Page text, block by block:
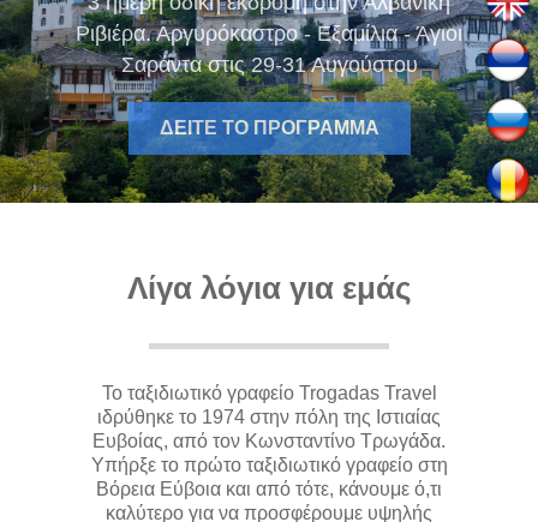
Ριβιέρα. Αργυρόκαστρο - Εξαμίλια - Άγιοι
Σαράντα στις 29-31 Αυγούστου
ΔΕΊΤΕ ΤΟ ΠΡΌΓΡΑΜΜΑ
Λίγα λόγια για εμάς
Το ταξιδιωτικό γραφείο Trogadas Travel
ιδρύθηκε το 1974 στην πόλη της Ιστιαίας
Ευβοίας, από τον Κωνσταντίνο Τρωγάδα.
Υπήρξε το πρώτο ταξιδιωτικό γραφείο στη
Βόρεια Εύβοια και από τότε, κάνουμε ό,τι
καλύτερο για να προσφέρουμε υψηλής